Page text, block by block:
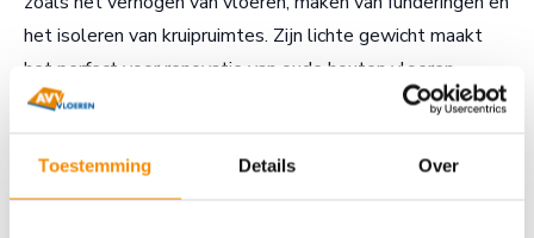
Toestemming Details Over
het isoleren van kruipruimtes. Zijn lichte gewicht maakt
het perfect voor renovatie van oude houten vloeren,
gebouwen en voor plekken met een zwakkere